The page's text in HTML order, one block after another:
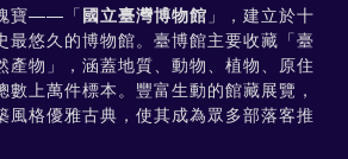
寶——「國立臺灣博物館 」，建立於十
最悠久的博物館。臺博館主要收藏「臺
產物」，涵蓋地質、動物、植物、原住
數上萬件標本。豐富生動的館藏展覽，
風格優雅古典，使其成為眾多部落客推